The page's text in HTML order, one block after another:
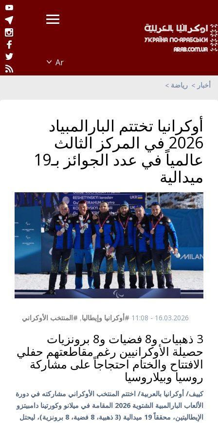
أخبار رياضة
أوكرانيا تختتم البارالمبياد
2026 في المركز الثالث
عالمياً في عدد الجوائز بـ19
ميدالية
16.03.2026 - 11:08 #أوكرانيا وإيطاليا, #المنتخب الأوكراني
3 ذهبيات و8 فضيات و8 برونزيات
حصيلة الأوكرانيين رغم مقاطعتهم حفلي
الافتتاح والختام احتجاجاً على مشاركة
روسيا وبيلاروسيا
كييف/ أوكرانيا بالعربية/ اختتم المنتخب الأوكراني مشاركته في دورة
الألعاب البارالمبية الشتوية 2026 المقامة في ميلانو وكورتينا دامبيتزو
الإيطاليتين، محققاً 19 ميدالية (3 ذهبية، 8 فضية، 8 برونزية)، ليحتل